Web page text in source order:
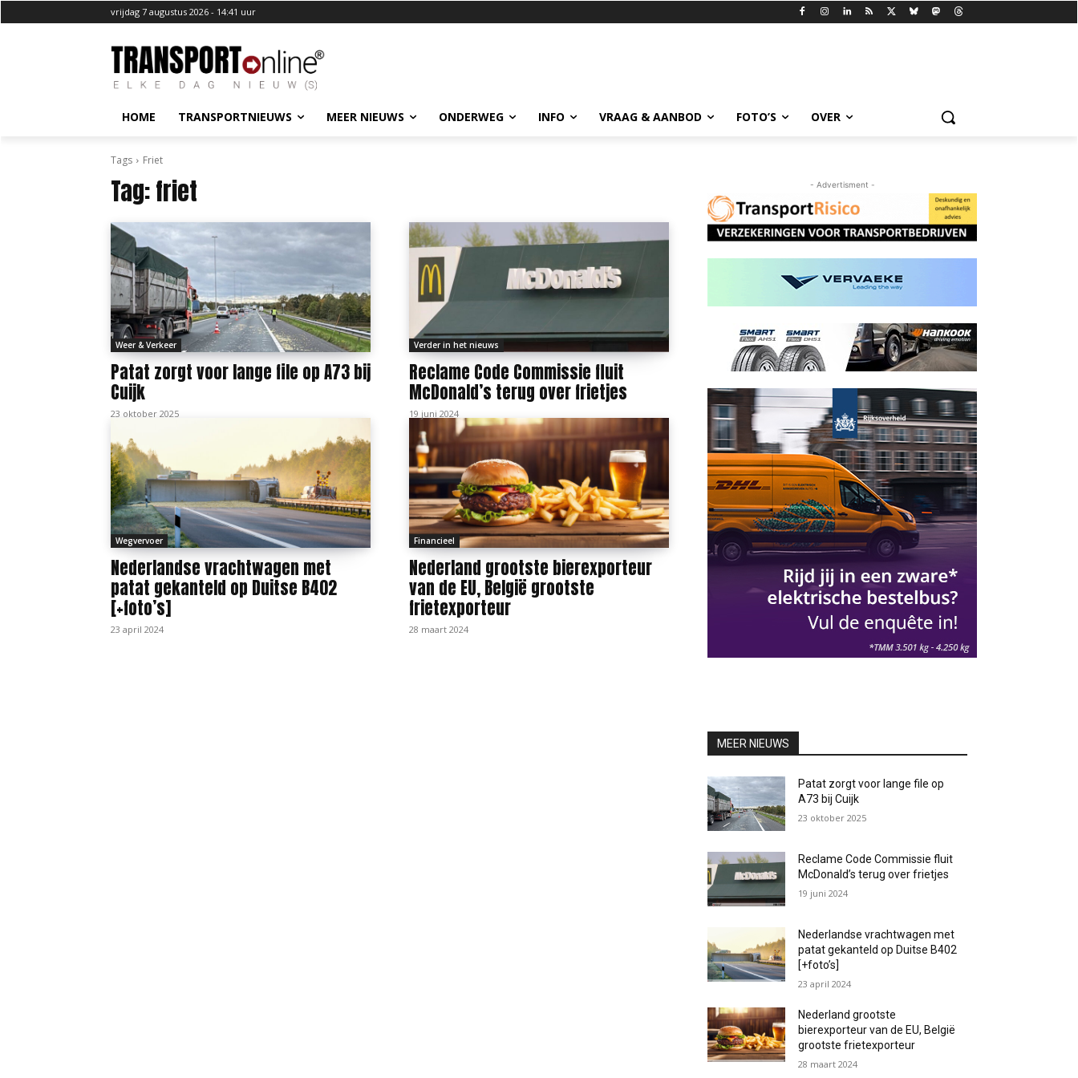
vrijdag 7 augustus 2026 - 14:41 uur
HOME TRANSPORTNIEUWS MEER NIEUWS ONDERWEG INFO VRAAG & AANBOD FOTO’S OVER
Tags Friet
Tag:friet
Weer & Verkeer
Patat zorgt voor lange file op A73 bij
Cuijk
23 oktober 2025
Verder in het nieuws
Reclame Code Commissie fluit
McDonald’s terug over frietjes
19 juni 2024
Wegvervoer
Nederlandse vrachtwagen met
patat gekanteld op Duitse B402
[+foto’s]
23 april 2024
Financieel
Nederland grootste bierexporteur
van de EU, België grootste
frietexporteur
28 maart 2024
- Advertisment -
MEER NIEUWS
Patat zorgt voor lange file op
A73 bij Cuijk
23 oktober 2025
Reclame Code Commissie fluit
McDonald’s terug over frietjes
19 juni 2024
Nederlandse vrachtwagen met
patat gekanteld op Duitse B402
[+foto’s]
23 april 2024
Nederland grootste
bierexporteur van de EU, België
grootste frietexporteur
28 maart 2024